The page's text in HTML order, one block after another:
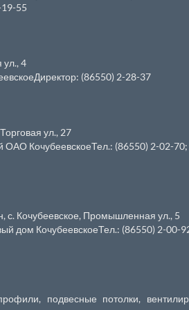
55
ул., 4
(86550) 2-28-37
ул., 27
ОАО КочубеевскоеТел.: (86550) 2-02-70;
с. Кочубеевское, Промышленная ул., 5
дом КочубеевскоеТел.: (86550) 2-00-
подвесные потолки,